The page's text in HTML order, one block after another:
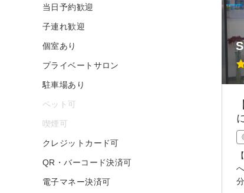
当日予約歓迎
子連れ歓迎
個室あり
プライベートサロン
駐車場あり
ペット可
喫煙可
クレジットカード可
QR・バーコード決済可
電子マネー決済可